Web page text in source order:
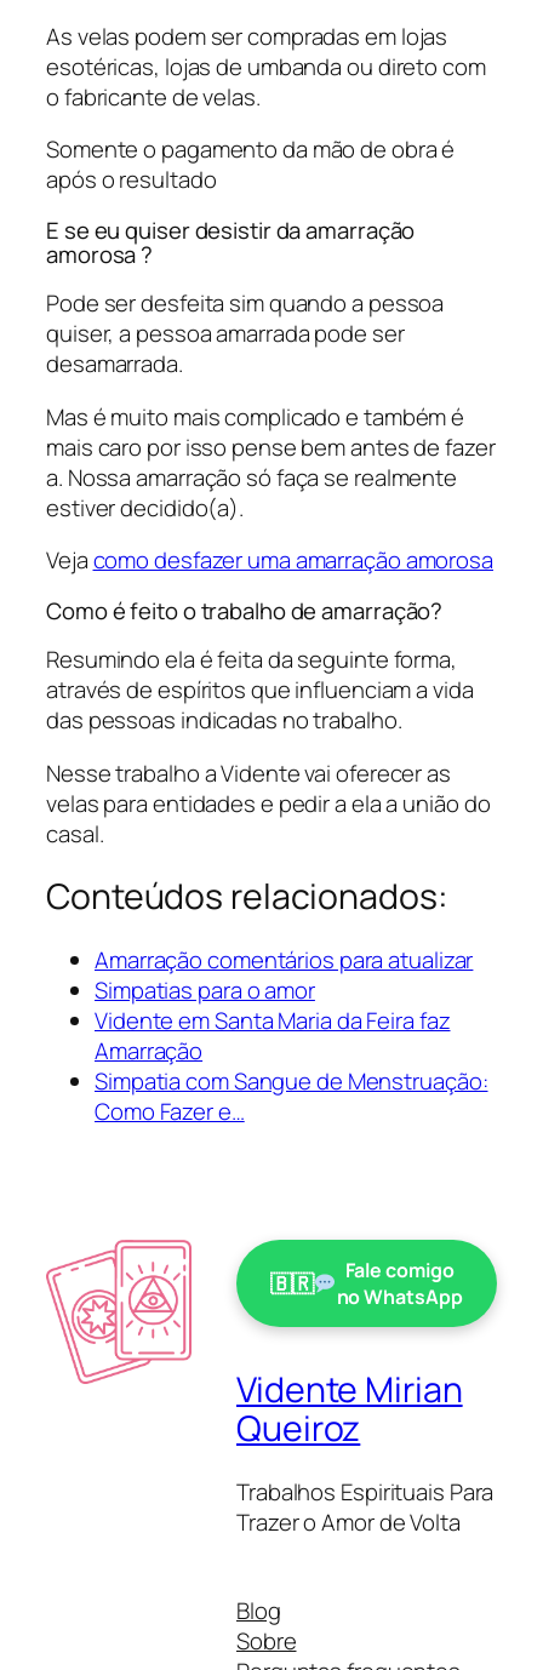
As velas podem ser compradas em lojas
esotéricas, lojas de umbanda ou direto com
o fabricante de velas.
Somente o pagamento da mão de obra é
após o resultado
E se eu quiser desistir da amarração
amorosa ?
Pode ser desfeita sim quando a pessoa
quiser, a pessoa amarrada pode ser
desamarrada.
Mas é muito mais complicado e também é
mais caro por isso pense bem antes de fazer
a. Nossa amarração só faça se realmente
estiver decidido(a).
Vejacomo desfazer uma amarração amorosa
Como é feito o trabalho de amarração?
Resumindo ela é feita da seguinte forma,
através de espíritos que influenciam a vida
das pessoas indicadas no trabalho.
Nesse trabalho a Vidente vai oferecer as
velas para entidades e pedir a ela a união do
casal.
Conteúdos relacionados:
Amarração comentários para atualizar
Simpatias para o amor
Vidente em Santa Maria da Feira faz
Amarração
Simpatia com Sangue de Menstruação:
Como Fazer e…
Fale comigo
no WhatsApp
Vidente Mirian
Queiroz
Trabalhos Espirituais Para
Trazer o Amor de Volta
Blog
Sobre